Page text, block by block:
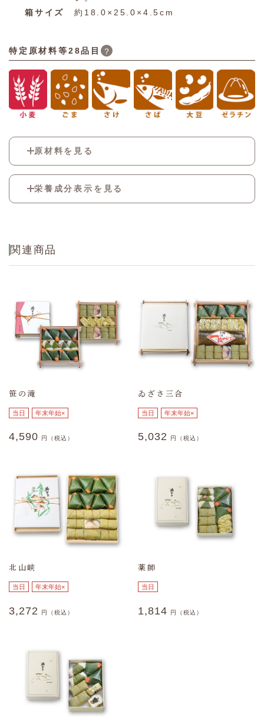
原材料を見る
糖、醸造酢、食塩)、調味液、植物油]、味付山
菜、酢〆さば、酢〆真鯛、酢〆さけ、甘酢生
料、甘味料(ステビア)、香料
栄養成分表示を見る
脂質 13.7g
食塩相当量 15g
(推定値)
箱サイズ
約18.0×25.0×4.5cm
特定原材料等28品目 ？
関連商品
笹の滝
当日 年末年始×
4,590 円（税込）
ゐざさ三合
当日 年末年始×
5,032 円（税込）
北山峡
当日 年末年始×
3,272 円（税込）
薬師
当日
1,814 円（税込）